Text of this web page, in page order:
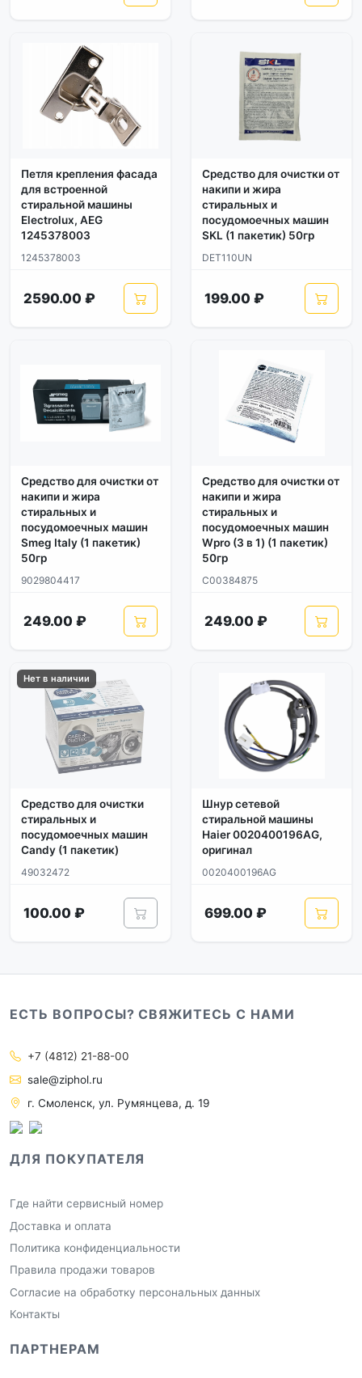
Петля крепления фасада
для встроенной
стиральной машины
Electrolux, AEG
1245378003
1245378003
2590.00 ₽
Средство для очистки от
накипи и жира
стиральных и
посудомоечных машин
SKL (1 пакетик) 50гр
DET110UN
199.00 ₽
Средство для очистки от
накипи и жира
стиральных и
посудомоечных машин
Smeg Italy (1 пакетик)
50гр
9029804417
249.00 ₽
Средство для очистки от
накипи и жира
стиральных и
посудомоечных машин
Wpro (3 в 1) (1 пакетик)
50гр
C00384875
249.00 ₽
Нет в наличии
Средство для очистки
стиральных и
посудомоечных машин
Candy (1 пакетик)
49032472
100.00 ₽
Шнур сетевой
стиральной машины
Haier 0020400196AG,
оригинал
0020400196AG
699.00 ₽
ЕСТЬ ВОПРОСЫ? СВЯЖИТЕСЬ С НАМИ
+7 (4812) 21-88-00
sale@ziphol.ru
г. Смоленск, ул. Румянцева, д. 19
ДЛЯ ПОКУПАТЕЛЯ
Где найти сервисный номер
Доставка и оплата
Политика конфиденциальности
Правила продажи товаров
Согласие на обработку персональных данных
Контакты
ПАРТНЕРАМ